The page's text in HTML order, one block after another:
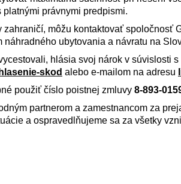
právnymi predpismi.
môžu kontaktovať spoločnosť
ubytovania a návratu na
hlásia svoj nárok v súvislosti
skod alebo e-mailom na adresu
použiť číslo poistnej zmluvy 8-893-
partnerom a zamestnancom za
a ospravedlňujeme sa za všetky